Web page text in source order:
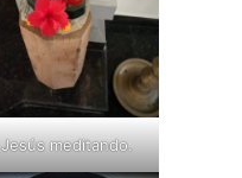
Jesús meditando.